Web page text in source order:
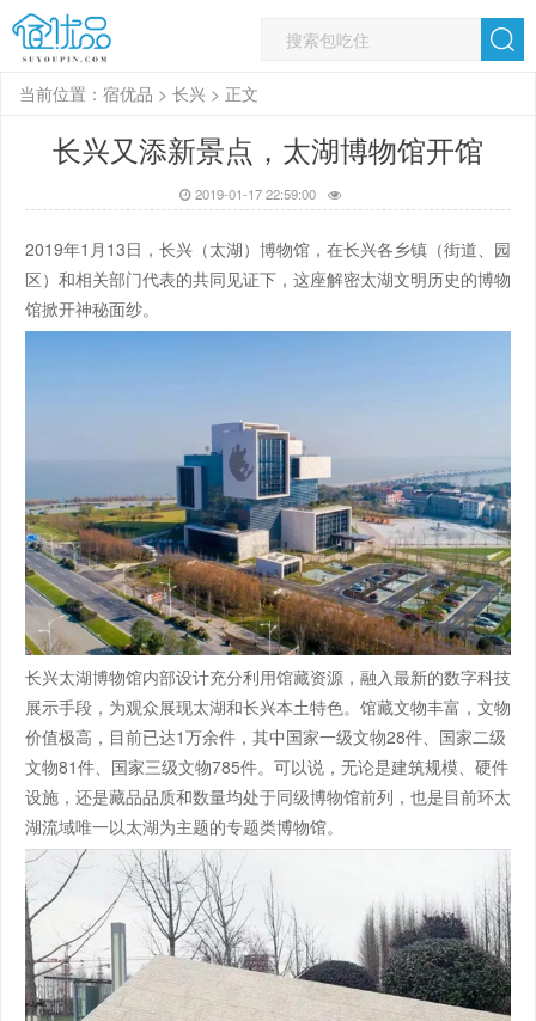
当前位置： 宿优品 > 长兴 > 正文
长兴又添新景点，太湖博物馆开馆
2019-01-17 22:59:00
2019年1月13日，长兴（太湖）博物馆，在长兴各乡镇（街道、园
区）和相关部门代表的共同见证下，这座解密太湖文明历史的博物
馆掀开神秘面纱。
长兴太湖博物馆内部设计充分利用馆藏资源，融入最新的数字科技
展示手段，为观众展现太湖和长兴本土特色。馆藏文物丰富，文物
价值极高，目前已达1万余件，其中国家一级文物28件、国家二级
文物81件、国家三级文物785件。可以说，无论是建筑规模、硬件
设施，还是藏品品质和数量均处于同级博物馆前列，也是目前环太
湖流域唯一以太湖为主题的专题类博物馆。